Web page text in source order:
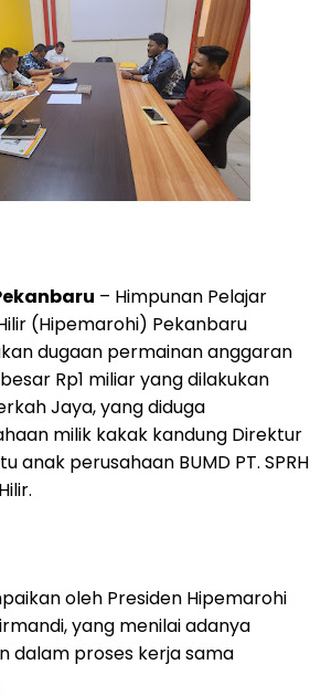
– Himpunan Pelajar
(Hipemarohi) Pekanbaru
dugaan permainan anggaran
Rp1 miliar yang dilakukan
Jaya, yang diduga
milik kakak kandung Direktur
anak perusahaan BUMD PT. SPRH
oleh Presiden Hipemarohi
yang menilai adanya
dalam proses kerja sama